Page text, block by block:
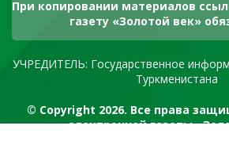
При копировании материалов
газету «Золотой век»
УЧРЕДИТЕЛЬ: Государственное
Туркменистана
© Copyright 2026. Все права
электронной газеты